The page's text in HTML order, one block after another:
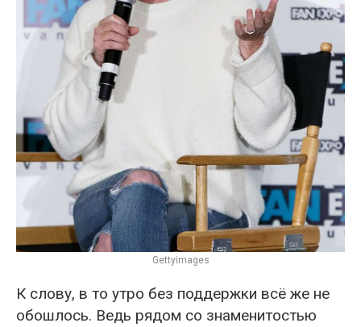
Gettyimages
К слову, в то утро без поддержки всё же не
обошлось. Ведь рядом со знаменитостью